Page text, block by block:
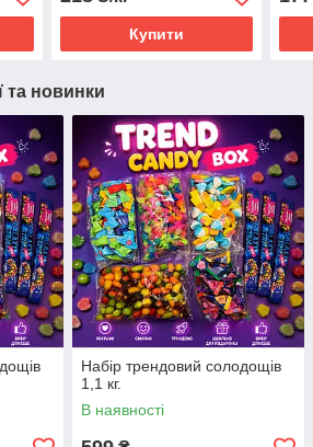
Купити
та новинки
Набір трендовий солодощів
1,1 кг.
В наявності